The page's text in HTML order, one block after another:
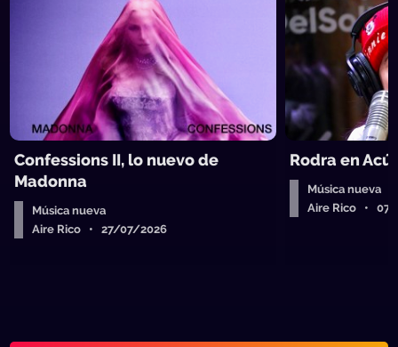
Confessions II, lo nuevo de
Madonna
Música nueva
Aire Rico • 27/07/2026
Rodra en
Música nueva
Aire Rico •